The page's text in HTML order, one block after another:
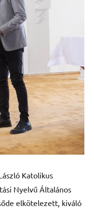
Katolikus
Nyelvű Általános
elkötelezett, kiváló